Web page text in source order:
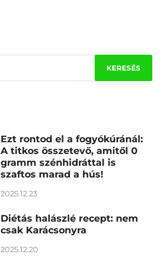
Ezt rontod el a fogyókúránál:
A titkos összetevő, amitől 0
gramm szénhidráttal is
szaftos marad a hús!
2025.12.23
Diétás halászlé recept: nem
csak Karácsonyra
2025.12.20